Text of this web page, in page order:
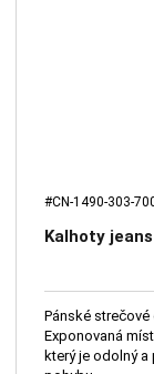
#CN-1490-303-
Kalhoty
Pánské
Exponovaná
který je odolný